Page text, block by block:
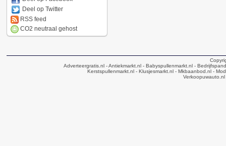
Deel op Twitter
RSS feed
CO2 neutraal gehost
Adverteergratis.nl - Antiekmarkt.nl - Babyspullenmarkt.nl -
Kerstspullenmarkt.nl- Klusjesmarkt.nl- Mkbaanbod.nl-
Verkoopuwauto.nl